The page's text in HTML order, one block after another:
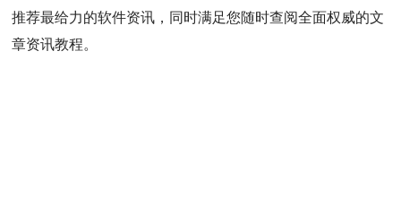
推荐最给力的软件资讯，同时满足您随时查阅全面权威的文
章资讯教程。